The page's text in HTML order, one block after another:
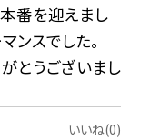
番を迎えまし
ンスでした。
とうございまし
いいね(0)